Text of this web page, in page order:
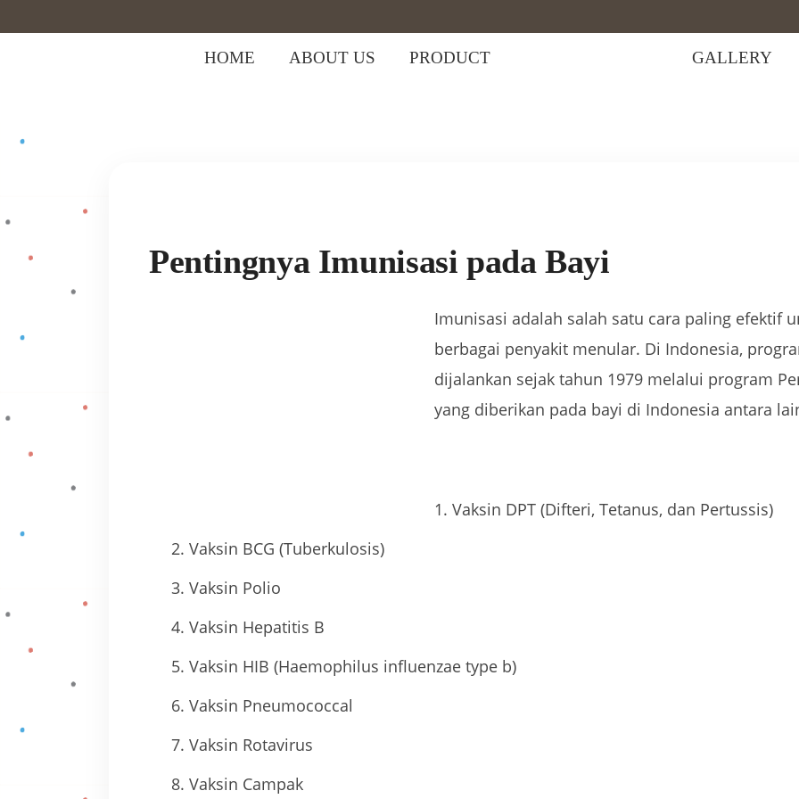
HOME ABOUT US PRODUCT GALLERY
Pentingnya Imunisasi pada Bayi
Imunisasi adalah salah satu cara paling efektif
berbagai penyakit menular. Di Indonesia,
dijalankan sejak tahun 1979 melalui program
yang diberikan pada bayi di Indonesia antara
Vaksin DPT (Difteri, Tetanus, dan Pertussis)
Vaksin BCG (Tuberkulosis)
Vaksin Polio
Vaksin Hepatitis B
Vaksin HIB (Haemophilus influenzae type b)
Vaksin Pneumococcal
Vaksin Rotavirus
Vaksin Campak